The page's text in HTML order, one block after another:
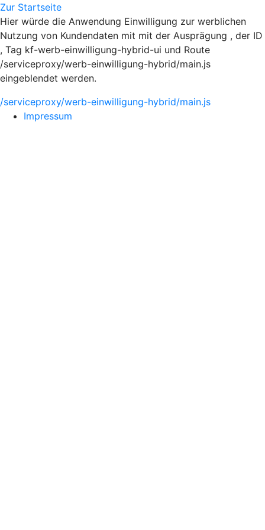
Zur Startseite
Hier würde die Anwendung Einwilligung zur werblichen
Nutzung von Kundendaten mit mit der Ausprägung , der ID
, Tag kf-werb-einwilligung-hybrid-ui und Route
/serviceproxy/werb-einwilligung-hybrid/main.js
eingeblendet werden.
/serviceproxy/werb-einwilligung-hybrid/main.js
Impressum